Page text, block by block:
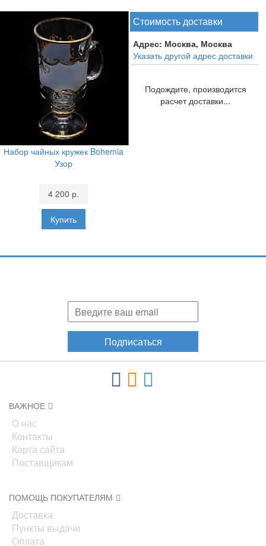
Набор чайных кружек Bohemia
Узор
4 200 р.
Стоимость доставки
Адрес: Москва, Москва
Указать другой адрес доставки
Подождите, производится
расчет доставки...
Подписаться
ВАЖНОЕ
О нас
Контакты
Карта сайта
Поставщикам
ПОМОЩЬ ПОКУПАТЕЛЯМ
Доставка
Пункты выдачи
Оплата